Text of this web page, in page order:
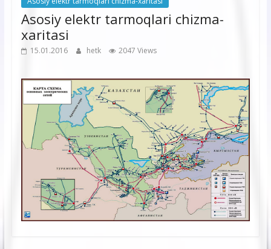
Asosiy elektr tarmoqlari chizma-
xaritasi
15.01.2016 hetk 2047 Views